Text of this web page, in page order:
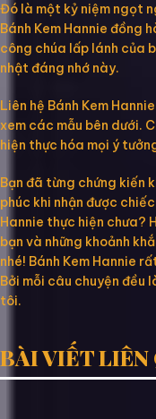
Đó là một kỷ niệm ngọt
Bánh Kem Hannie đồng
công chúa lấp lánh của
nhật đáng nhớ này.
Liên hệ Bánh Kem
xem các mẫu bên dưới.
hiện thực hóa mọi ý
Bạn đã từng chứng kiến
phúc khi nhận được
Hannie thực hiện chưa?
bạn và những khoảnh
nhé! Bánh Kem Hannie
Bởi mỗi câu chuyện đều
tôi.
BÀI VIẾT LIÊN